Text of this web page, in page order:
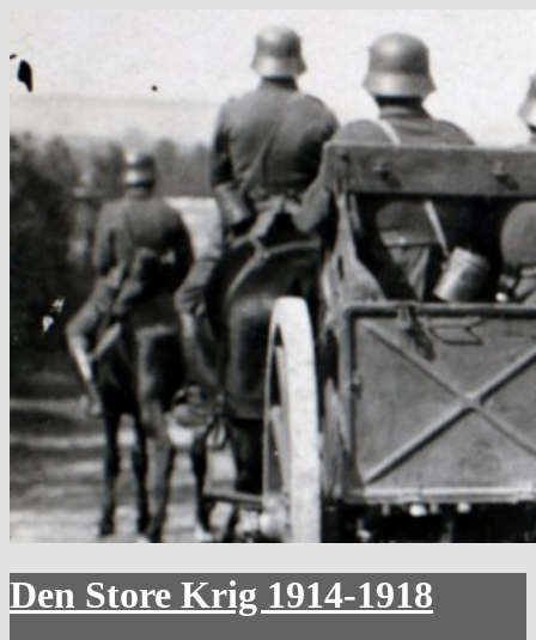
indhold
Den Store Krig 1914-1918